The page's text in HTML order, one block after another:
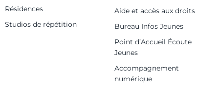
Résidences
Studios de répétition
Aide et accès aux droits
Bureau Infos Jeunes
Point d’Accueil Écoute
Jeunes
Accompagnement
numérique